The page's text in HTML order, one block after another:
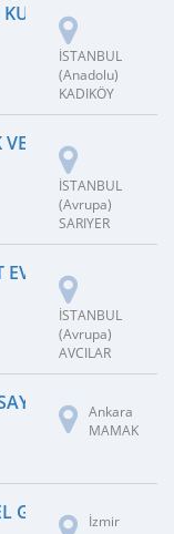
İSTANBUL
(Anadolu)
KADIKÖY
DANS SANAT
İSTANBUL
(Avrupa)
SARIYER
MÜZIK KURSU
İSTANBUL
(Avrupa)
AVCILAR
KURSUAnkara
MAMAK
GELIŞIM KURSU
İzmir